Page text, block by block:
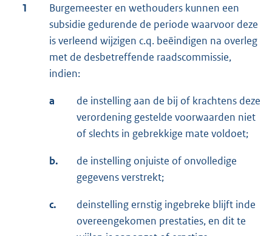
1
Burgemeester en wethouders kunnen een
subsidie gedurende de periode waarvoor deze
is verleend wijzigen c.q. beëindigen na overleg
met de desbetreffende raadscommissie,
indien:
a
de instelling aan de bij of krachtens deze
verordening gestelde voorwaarden niet
of slechts in gebrekkige mate voldoet;
b.
de instelling onjuiste of onvolledige
gegevens verstrekt;
c. deinstelling ernstig ingebreke blijft inde
overeengekomen prestaties, en dit te